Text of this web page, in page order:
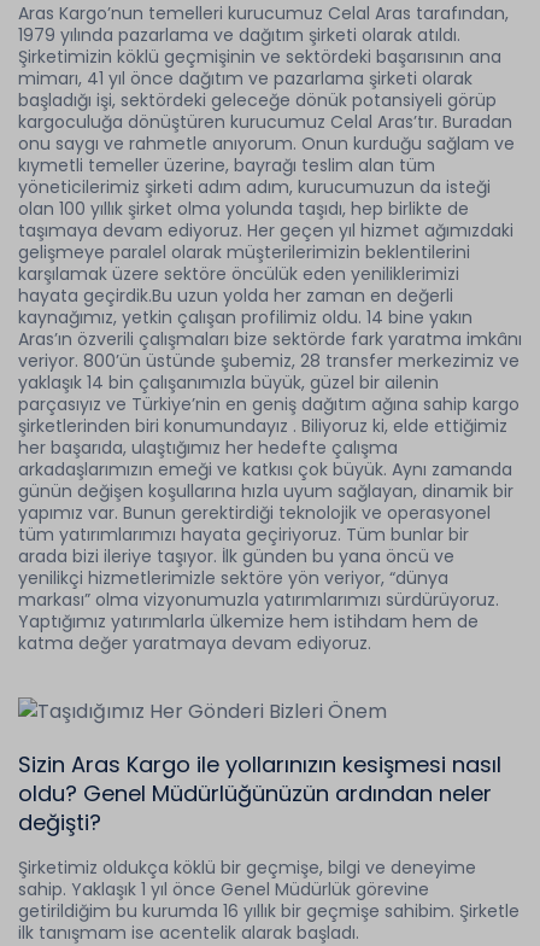
Aras Kargo’nun temelleri kurucumuz Celal Aras tarafından,
1979 yılında pazarlama ve dağıtım şirketi olarak atıldı.
Şirketimizin köklü geçmişinin ve sektördeki başarısının ana
mimarı, 41 yıl önce dağıtım ve pazarlama şirketi olarak
başladığı işi, sektördeki geleceğe dönük potansiyeli görüp
kargoculuğa dönüştüren kurucumuz Celal Aras’tır. Buradan
onu saygı ve rahmetle anıyorum. Onun kurduğu sağlam ve
kıymetli temeller üzerine, bayrağı teslim alan tüm
yöneticilerimiz şirketi adım adım, kurucumuzun da isteği
olan 100 yıllık şirket olma yolunda taşıdı, hep birlikte de
taşımaya devam ediyoruz. Her geçen yıl hizmet ağımızdaki
gelişmeye paralel olarak müşterilerimizin beklentilerini
karşılamak üzere sektöre öncülük eden yeniliklerimizi
hayata geçirdik.Bu uzun yolda her zaman en değerli
kaynağımız, yetkin çalışan profilimiz oldu. 14 bine yakın
Aras’ın özverili çalışmaları bize sektörde fark yaratma imkânı
veriyor. 800’ün üstünde şubemiz, 28 transfer merkezimiz ve
yaklaşık 14 bin çalışanımızla büyük, güzel bir ailenin
parçasıyız ve Türkiye’nin en geniş dağıtım ağına sahip kargo
şirketlerinden biri konumundayız . Biliyoruz ki, elde ettiğimiz
her başarıda, ulaştığımız her hedefte çalışma
arkadaşlarımızın emeği ve katkısı çok büyük. Aynı zamanda
günün değişen koşullarına hızla uyum sağlayan, dinamik bir
yapımız var. Bunun gerektirdiği teknolojik ve operasyonel
tüm yatırımlarımızı hayata geçiriyoruz. Tüm bunlar bir
arada bizi ileriye taşıyor. İlk günden bu yana öncü ve
yenilikçi hizmetlerimizle sektöre yön veriyor, “dünya
markası” olma vizyonumuzla yatırımlarımızı sürdürüyoruz.
Yaptığımız yatırımlarla ülkemize hem istihdam hem de
katma değer yaratmaya devam ediyoruz.
Sizin Aras Kargo ile yollarınızın kesişmesi nasıl
oldu? Genel Müdürlüğünüzün ardından neler
değişti?
Şirketimiz oldukça köklü bir geçmişe, bilgi ve deneyime
sahip. Yaklaşık 1 yıl önce Genel Müdürlük görevine
getirildiğim bu kurumda 16 yıllık bir geçmişe sahibim. Şirketle
ilk tanışmam ise acentelik alarak başladı.